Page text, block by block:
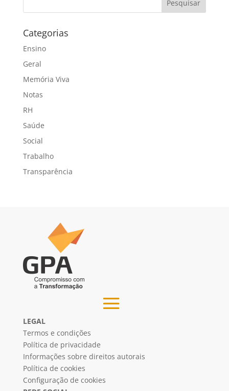
Categorias
Ensino
Geral
Memória Viva
Notas
RH
Saúde
Social
Trabalho
Transparência
LEGAL
Termos e condições
Política de privacidade
Informações sobre direitos autorais
Política de cookies
Configuração de cookies